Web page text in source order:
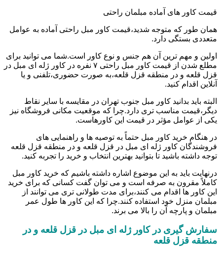
قیمت کاور های آماده مبلمان راحتی
همان طور که متوجه شدید،قیمت کاور مبل راحتی آماده به عوامل
متعددی بستگی دارد.
اولین و مهم ترین آن هم جنس و نوع کاور است.شما می توانید برای
مطلع شدن از قیمت کاور مبل راحتی ۷ نفره در کاور ژله ای مبل در
قزل قلعه و در منطقه قزل قلعه،به صورت حضوری،تلفنی و یا
آنلاین اقدام کنید.
البته باید بدانید کاور مبل جنوب تهران در مقایسه با سایر نقاط
دیگر،قیمت مناسب تری دارد.چرا که موقعیت مکانی فروشگاه نیز
یکی از عوامل مؤثر در قیمت این کاورهاست.
در هنگام خرید کاور مبل حتماً به توصیه ها و راهنمایی های
فروشندگان کاور ژله ای مبل در قزل قلعه و در منطقه قزل قلعه
توجه داشته باشید تا بتوانید بهترین انتخاب و خرید را تجربه کنید.
درنهایت باید به این موضوع اشاره داشته باشیم که خرید کاور مبل
کاملاً مقرون به صرفه است و می توان گفت کسانی که برای خرید
این کاور ها اقدام می کنند،برای مدت طولانی تری می توانند از
مبلمان منزل خود استفاده کنند.چرا که این کاور ها طول عمر
مبلمان و پارچه آن را بالا می برند.
سفارش گیری در کاور ژله ای مبل در قزل قلعه و در
منطقه قزل قلعه